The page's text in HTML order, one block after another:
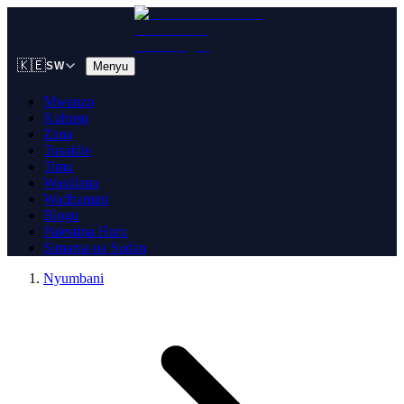
🇰🇪SW Menyu
Mwanzo
Kuhusu
Zana
Tusaidie
Timu
Wasiliana
Wadhamini
Blogu
Palestina Huru
Simama na Sudan
Nyumbani